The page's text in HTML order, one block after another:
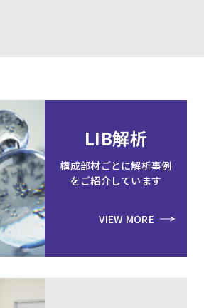
LIB解析
構成部材ごとに解析事例
をご紹介しています
VIEW MORE